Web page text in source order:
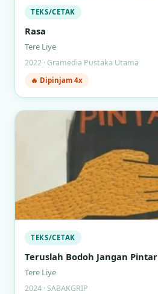
TEKS/CETAK
Rasa
Tere Liye
2022 · Gramedia Pustaka Utama
🔥 Dipinjam 4x
TEKS/CETAK
Teruslah Bodoh Jangan Pintar
Tere Liye
2024 · SABAKGRIP